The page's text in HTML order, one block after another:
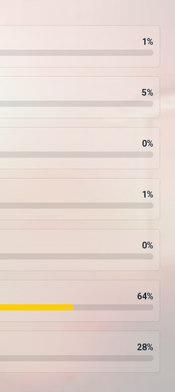
1%
5%
0%
1%
0%
64%
28%